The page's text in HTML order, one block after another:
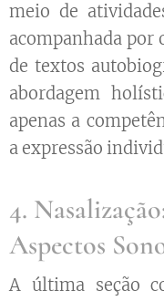
meio de
acompanhada por
de textos
abordagem
apenas a
a expressão
4.
Aspectos
A última seção